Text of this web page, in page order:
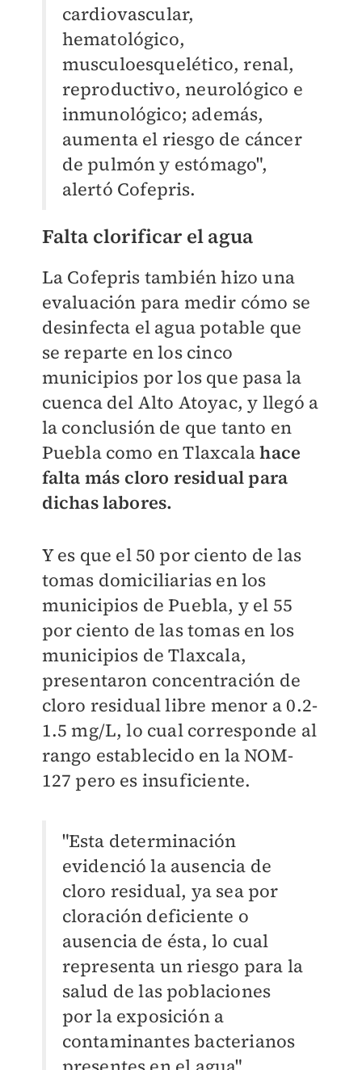
cardiovascular,
hematológico,
musculoesquelético, renal,
reproductivo, neurológico e
inmunológico; además,
aumenta el riesgo de cáncer
de pulmón y estómago",
alertó Cofepris.
Falta clorificar el agua
La Cofepris también hizo una
evaluación para medir cómo se
desinfecta el agua potable que
se reparte en los cinco
municipios por los que pasa la
cuenca del Alto Atoyac, y llegó a
la conclusión de que tanto en
Puebla como en Tlaxcalahace
falta más cloro residual para
dichas labores.
Y es que el 50 por ciento de las
tomas domiciliarias en los
municipios de Puebla, y el 55
por ciento de las tomas en los
municipios de Tlaxcala,
presentaron concentración de
cloro residual libre menor a 0.2-
1.5 mg/L, lo cual corresponde al
rango establecido en la NOM-
127 pero es insuficiente.
"Esta determinación
evidenció la ausencia de
cloro residual, ya sea por
cloración deficiente o
ausencia de ésta, lo cual
representa un riesgo para la
salud de las poblaciones
por la exposición a
contaminantes bacterianos